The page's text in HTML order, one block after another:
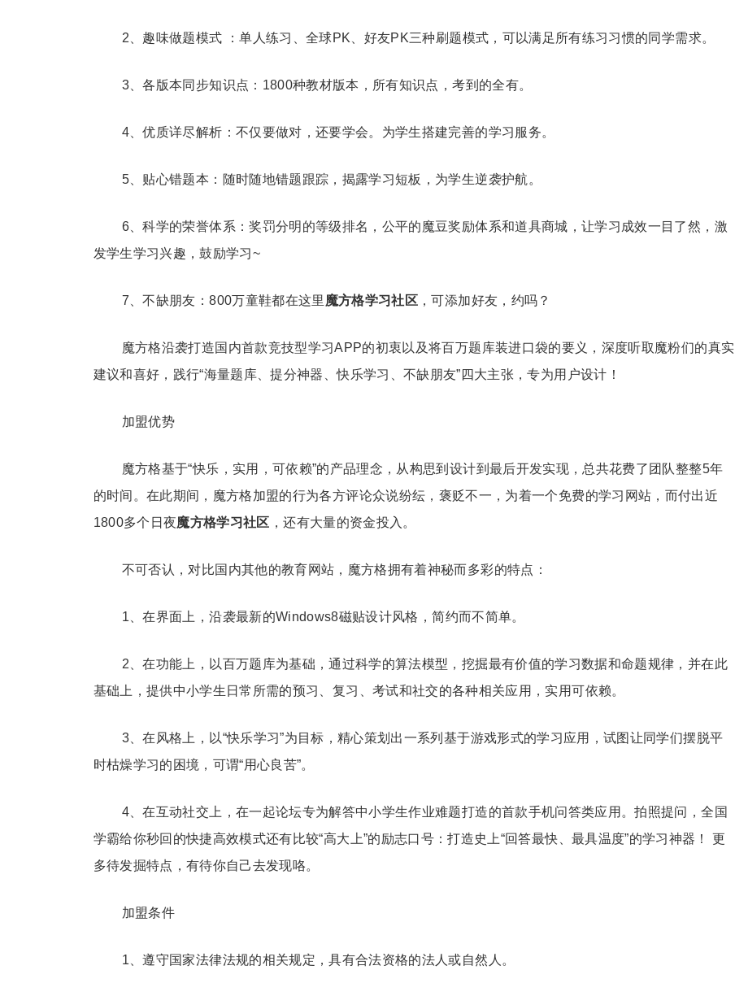
2、趣味做题模式 ：单人练习、全球PK、好友PK三种刷题模式，可以满足所有练习习惯的同学需求。
3、各版本同步知识点：1800种教材版本，所有知识点，考到的全有。
4、优质详尽解析：不仅要做对，还要学会。为学生搭建完善的学习服务。
5、贴心错题本：随时随地错题跟踪，揭露学习短板，为学生逆袭护航。
6、科学的荣誉体系：奖罚分明的等级排名，公平的魔豆奖励体系和道具商城，让学习成效一目了然，激
发学生学习兴趣，鼓励学习~
7、不缺朋友：800万童鞋都在这里 魔方格学习社区 ，可添加好友，约吗？
魔方格沿袭打造国内首款竞技型学习APP的初衷以及将百万题库装进口袋的要义，深度听取魔粉们的真实
建议和喜好，践行“海量题库、提分神器、快乐学习、不缺朋友”四大主张，专为用户设计！
加盟优势
魔方格基于“快乐，实用，可依赖”的产品理念，从构思到设计到最后开发实现，总共花费了团队整整5年
的时间。在此期间，魔方格加盟的行为各方评论众说纷纭，褒贬不一，为着一个免费的学习网站，而付出近
1800多个日夜魔方格学习社区 ，还有大量的资金投入。
不可否认，对比国内其他的教育网站，魔方格拥有着神秘而多彩的特点：
1、在界面上，沿袭最新的Windows8磁贴设计风格，简约而不简单。
2、在功能上，以百万题库为基础，通过科学的算法模型，挖掘最有价值的学习数据和命题规律，并在此
基础上，提供中小学生日常所需的预习、复习、考试和社交的各种相关应用，实用可依赖。
3、在风格上，以“快乐学习”为目标，精心策划出一系列基于游戏形式的学习应用，试图让同学们摆脱平
时枯燥学习的困境，可谓“用心良苦”。
4、在互动社交上，在一起论坛专为解答中小学生作业难题打造的首款手机问答类应用。拍照提问，全国
学霸给你秒回的快捷高效模式还有比较“高大上”的励志口号：打造史上“回答最快、最具温度”的学习神器！ 更
多待发掘特点，有待你自己去发现咯。
加盟条件
1、遵守国家法律法规的相关规定，具有合法资格的法人或自然人。